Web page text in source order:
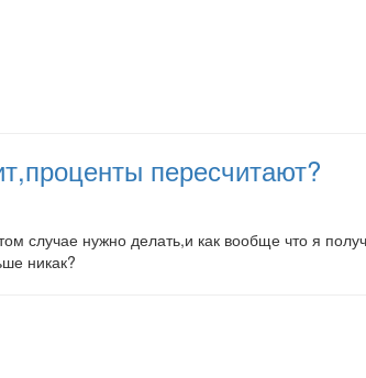
пересчитают?
случае нужно делать,и как вообще что я
никак?